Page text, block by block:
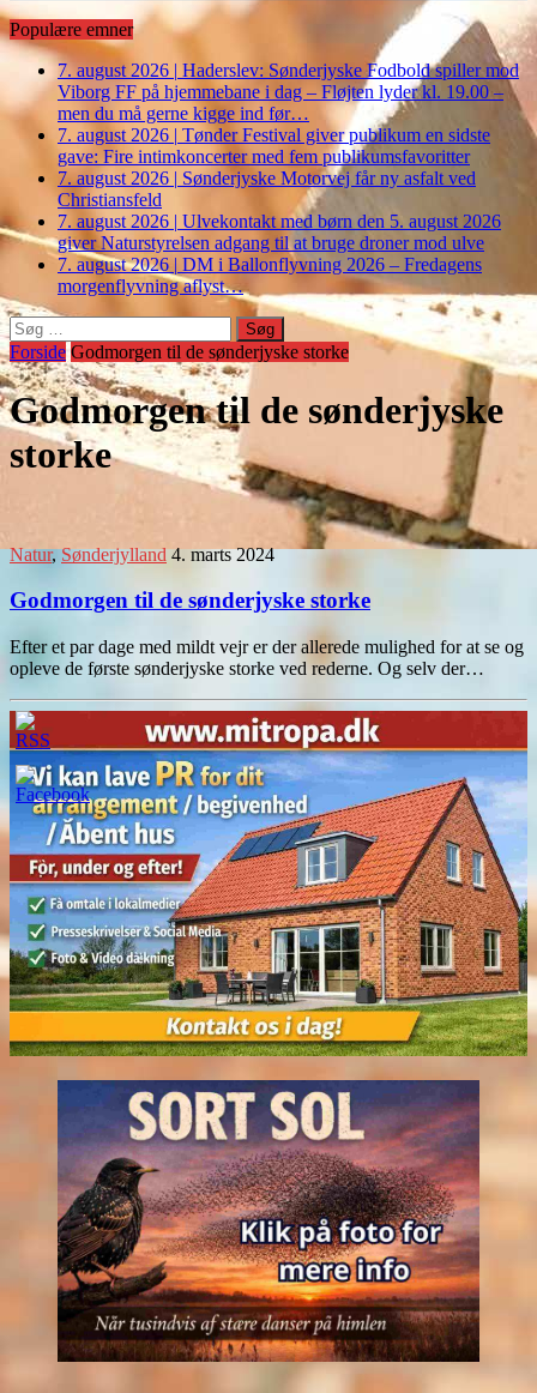
Populære emner
7. august 2026 | Haderslev: Sønderjyske Fodbold spiller mod
Viborg FF på hjemmebane i dag – Fløjten lyder kl. 19.00 –
men du må gerne kigge ind før…
7. august 2026 | Tønder Festival giver publikum en sidste
gave: Fire intimkoncerter med fem publikumsfavoritter
7. august 2026 | Sønderjyske Motorvej får ny asfalt ved
Christiansfeld
7. august 2026 | Ulvekontakt med børn den 5. august 2026
giver Naturstyrelsen adgang til at bruge droner mod ulve
7. august 2026 | DM i Ballonflyvning 2026 – Fredagens
morgenflyvning aflyst…
Søg
efter:
Forside Godmorgen til de sønderjyske storke
Godmorgen til de sønderjyske
storke
Natur,Sønderjylland 4. marts 2024
Godmorgen til de sønderjyske storke
Efter et par dage med mildt vejr er der allerede mulighed for at se og
opleve de første sønderjyske storke ved rederne. Og selv der…